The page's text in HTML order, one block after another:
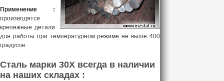
Применение :
производятся
крепежные детали
для работы при температурном режиме не выше 400
градусов.
Сталь марки 30Х всегда в наличии
на наших складах :